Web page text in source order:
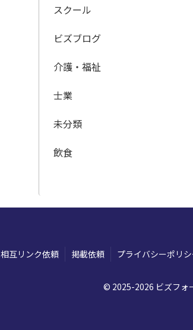
スクール
ビズブログ
介護・福祉
士業
未分類
飲食
相互リンク依頼 掲載依頼 プライバシーポリ
© 2025-2026 ビズフォ